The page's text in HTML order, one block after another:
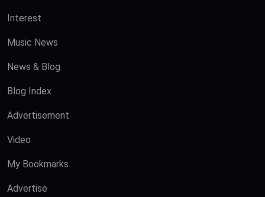
Interest
Music News
News & Blog
Blog Index
Advertisement
Video
My Bookmarks
Advertise